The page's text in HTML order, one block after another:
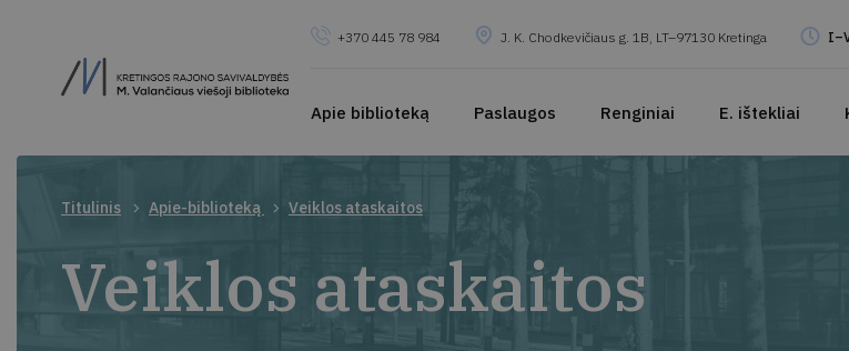
+370 445 78 984 J. K. Chodkevičiaus g. 1B, LT–97130 Kretinga
Apie biblioteką Paslaugos Renginiai E. ištekliai
Titulinis Apie-biblioteką Veiklos ataskaitos
Veiklos ataskaitos